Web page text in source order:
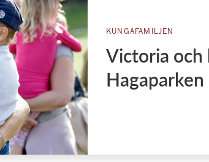
KUNGAFAMILJEN
Victoria och
Hagaparken